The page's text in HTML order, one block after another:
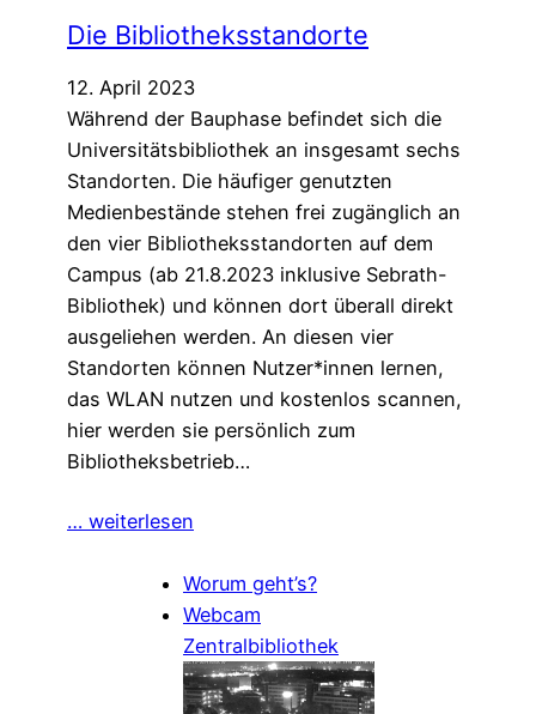
Die Bibliotheksstandorte
12. April 2023
Während der Bauphase befindet sich die
Universitätsbibliothek an insgesamt sechs
Standorten. Die häufiger genutzten
Medienbestände stehen frei zugänglich an
den vier Bibliotheksstandorten auf dem
Campus (ab 21.8.2023 inklusive Sebrath-
Bibliothek) und können dort überall direkt
ausgeliehen werden. An diesen vier
Standorten können Nutzer*innen lernen,
das WLAN nutzen und kostenlos scannen,
hier werden sie persönlich zum
Bibliotheksbetrieb…
… weiterlesen
Worum geht’s?
Webcam
Zentralbibliothek